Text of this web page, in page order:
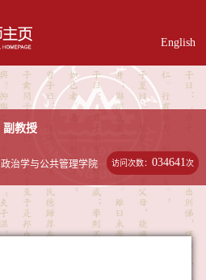
English
副教授
治学与公共管理学院 访问次数：034641次